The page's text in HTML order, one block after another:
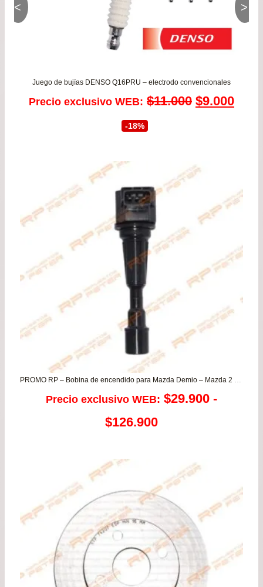
Juego de bujías DENSO Q16PRU – electrodo convencionales
Precio exclusivo WEB: $11.000 El
era:
$11.000.
$9.000El
-18%
PROMO RP – Bobina de encendido para Mazda Demio – Mazda 2 1.5 – Mazda 3 1.6/2.0
Precio exclusivo WEB: $29.900 -
$126.900Rango
precios:
desde
$29.900
hasta
$126.900
< >